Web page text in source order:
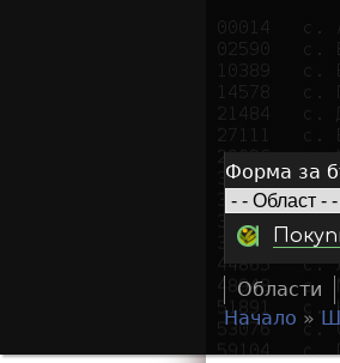
Форма за
Области
Начало »